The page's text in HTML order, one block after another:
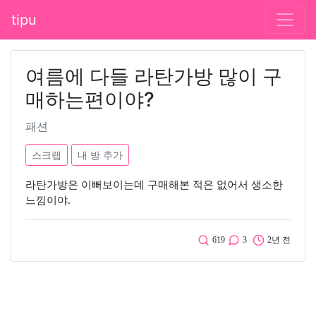
tipu
여름에 다들 라탄가방 많이 구
매하는편이야?
패션
스크랩 내 방 추가
라탄가방은 이뻐보이는데 구매해본 적은 없어서 생소한
느낌이야.
619 3 2년 전